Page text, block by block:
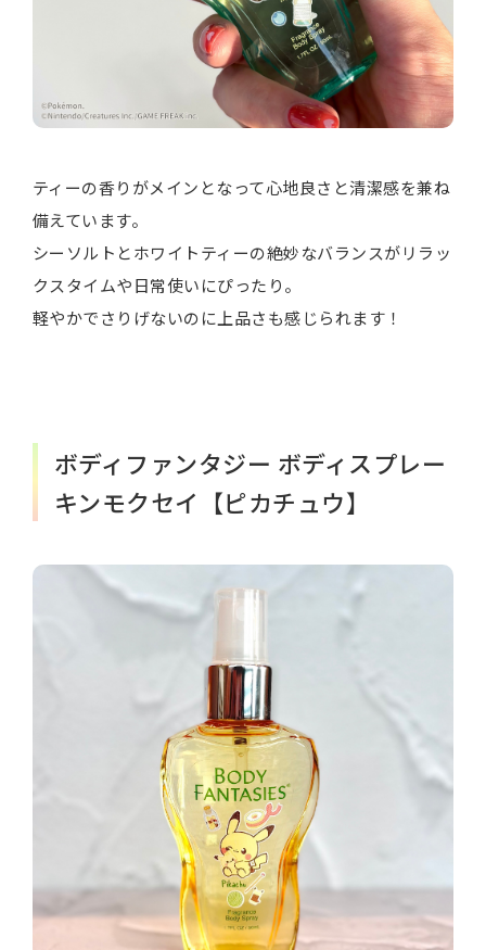
ティーの香りがメインとなって心地良さと清潔感を兼ね
備えています。
シーソルトとホワイトティーの絶妙なバランスがリラッ
クスタイムや日常使いにぴったり。
軽やかでさりげないのに上品さも感じられます！
ボディファンタジー ボディスプレー
キンモクセイ【ピカチュウ】